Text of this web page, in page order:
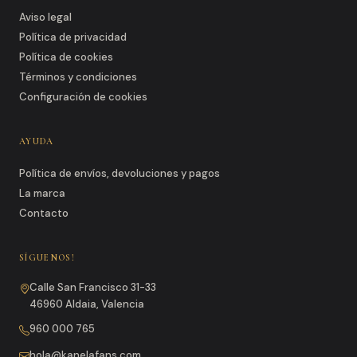
Aviso legal
Política de privacidad
Política de cookies
Términos y condiciones
Configuración de cookies
AYUDA
Política de envíos, devoluciones y pagos
La marca
Contacto
SÍGUENOS!
Calle San Francisco 31-33
46960 Aldaia, Valencia
960 000 765